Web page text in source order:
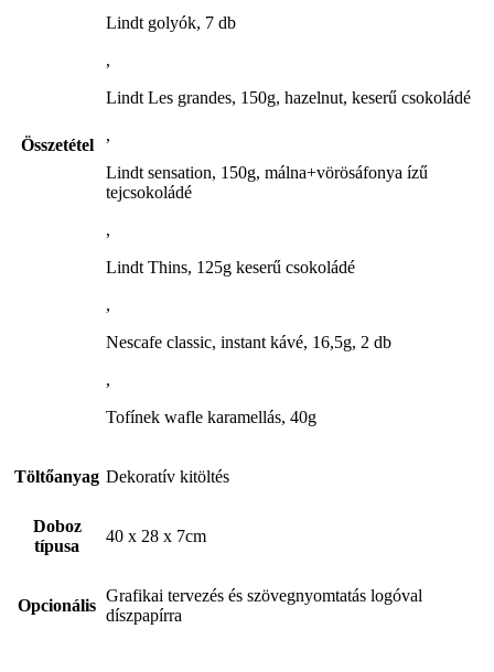
Összetétel
Lindt golyók, 7 db
,
Lindt Les grandes, 150g, hazelnut, keserű csokoládé
,
Lindt sensation, 150g, málna+vörösáfonya ízű
tejcsokoládé
,
Lindt Thins, 125g keserű csokoládé
,
Nescafe classic, instant kávé, 16,5g, 2 db
,
Tofínek wafle karamellás, 40g
Töltőanyag Dekoratív kitöltés
Doboz
típusa
40 x 28 x 7cm
Opcionális
Grafikai tervezés és szövegnyomtatás logóval
díszpapírra